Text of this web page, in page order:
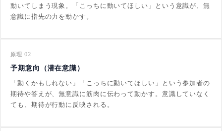
動いてしまう現象。「こっちに動いてほしい」という意識が、無
意識に指先の力を動かす。
原理 02
予期意向（潜在意識）
「動くかもしれない」「こっちに動いてほしい」という参加者の
期待や答えが、無意識に筋肉に伝わって動かす。意識していなく
ても、期待が行動に反映される。